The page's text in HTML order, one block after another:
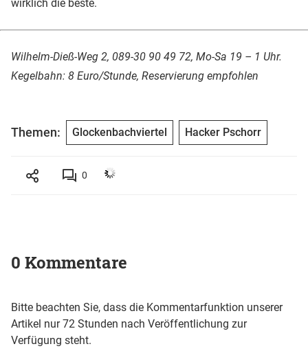
wirklich die beste.
Wilhelm-Dieß-Weg 2, 089-30 90 49 72, Mo-Sa 19 – 1 Uhr.
Kegelbahn: 8 Euro/Stunde, Reservierung empfohlen
Themen: Glockenbachviertel Hacker Pschorr
0
0 Kommentare
Bitte beachten Sie, dass die Kommentarfunktion unserer
Artikel nur 72 Stunden nach Veröffentlichung zur
Verfügung steht.